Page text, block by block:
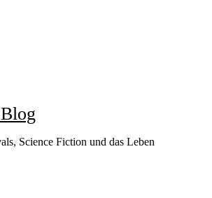
Science Fiction und das Leben